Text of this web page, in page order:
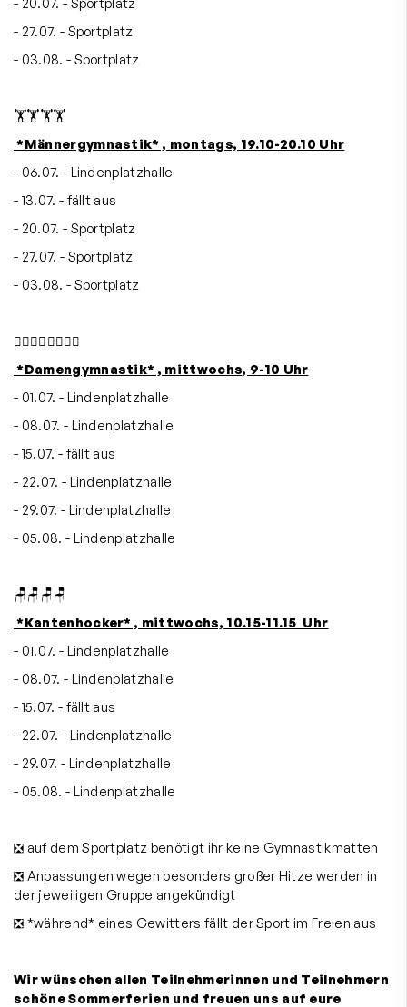
- 27.07. - Sportplatz
- 03.08. - Sportplatz
🏋️🏋️🏋️🏋️
*Männergymnastik* , montags, 19.10-20.10 Uhr
- 06.07. - Lindenplatzhalle
- 13.07. - fällt aus
- 20.07. - Sportplatz
- 27.07. - Sportplatz
- 03.08. - Sportplatz
🤸‍♂️🤸‍♂️🤸‍♂️🤸‍♂️
*Damengymnastik* , mittwochs, 9-10 Uhr
- 01.07. - Lindenplatzhalle
- 08.07. - Lindenplatzhalle
- 15.07. - fällt aus
- 22.07. - Lindenplatzhalle
- 29.07. - Lindenplatzhalle
- 05.08. - Lindenplatzhalle
🪑🪑🪑🪑
*Kantenhocker* , mittwochs, 10.15-11.15 Uhr
- 01.07. - Lindenplatzhalle
- 08.07. - Lindenplatzhalle
- 15.07. - fällt aus
- 22.07. - Lindenplatzhalle
- 29.07. - Lindenplatzhalle
- 05.08. - Lindenplatzhalle
❎ auf dem Sportplatz benötigt ihr keine Gymnastikmatten
❎ Anpassungen wegen besonders großer Hitze werden in
der jeweiligen Gruppe angekündigt
❎ *während* eines Gewitters fällt der Sport im Freien aus
Wir wünschen allen Teilnehmerinnen und Teilnehmern
schöne Sommerferien und freuen uns auf eure